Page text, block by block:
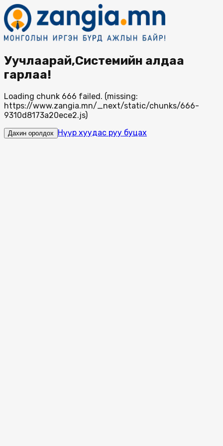
Уучлаарай,Системийн алдаа
гарлаа!
Loading chunk 666 failed. (missing:
https://www.zangia.mn/_next/static/chunks/666-
9310d8173a20ece2.js)
Дахин оролдох Нүүр хуудас руу буцах